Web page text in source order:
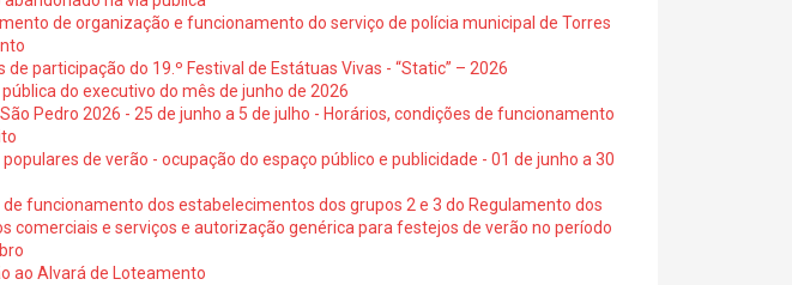
de organização e funcionamento do serviço de polícia municipal de Torres
de participação do 19.º Festival de Estátuas Vivas - “Static” – 2026
do executivo do mês de junho de 2026
Pedro 2026 - 25 de junho a 5 de julho - Horários, condições de funcionamento
de verão - ocupação do espaço público e publicidade - 01 de junho a 30
de funcionamento dos estabelecimentos dos grupos 2 e 3 do Regulamento dos
comerciais e serviços e autorização genérica para festejos de verão no período
ao Alvará de Loteamento